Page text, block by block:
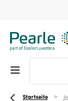
Startseite